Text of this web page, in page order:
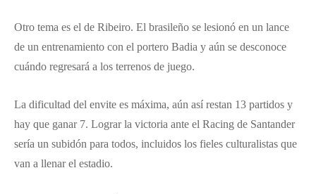
Otro tema es el de Ribeiro. El brasileño se lesionó en un lance
de un entrenamiento con el portero Badia y aún se desconoce
cuándo regresará a los terrenos de juego.
La dificultad del envite es máxima, aún así restan 13 partidos y
hay que ganar 7. Lograr la victoria ante el Racing de Santander
sería un subidón para todos, incluidos los fieles culturalistas que
van a llenar el estadio.